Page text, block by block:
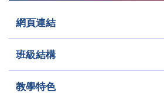
網頁連結
班級結構
教學特色